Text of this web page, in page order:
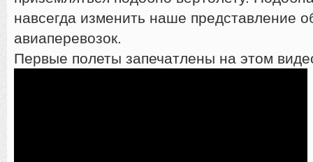
навсегда изменить наше представление
авиаперевозок.
Первые полеты запечатлены на этом